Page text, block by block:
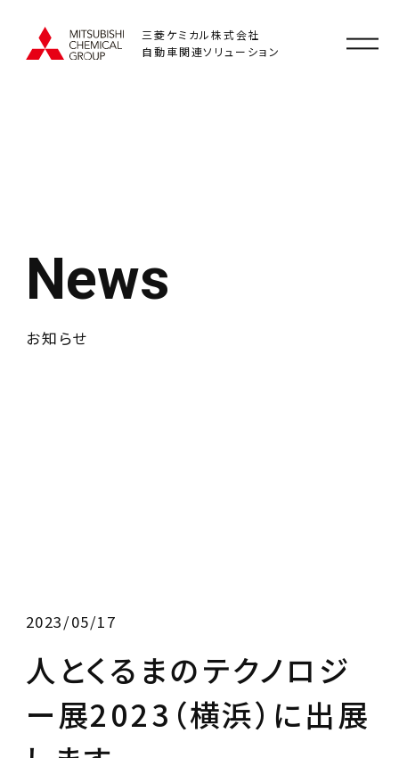
三菱ケミカル株式会社
自動車関連ソリューション
News
お知らせ
2023/05/17
人とくるまのテクノロジ
ー展2023（横浜）に出展